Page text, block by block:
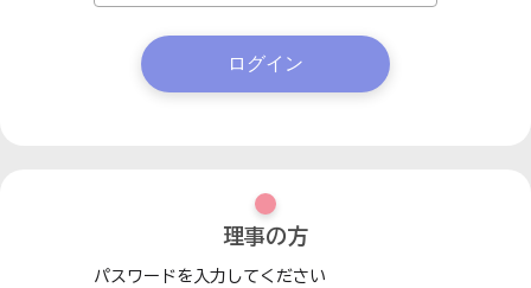
理事の方
パスワードを入力してください